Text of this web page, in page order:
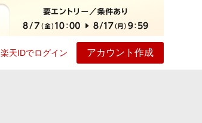
楽天IDでログイン アカウント作成